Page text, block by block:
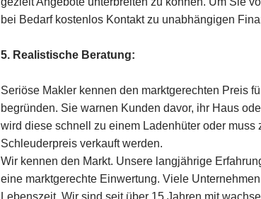
bei Bedarf kostenlos Kontakt zu unabhängigen
5. Realistische Beratung:
Seriöse Makler kennen den marktgerechten Preis
begründen. Sie warnen Kunden davor, ihr Haus
wird diese schnell zu einem Ladenhüter oder
Schleuderpreis verkauft werden.
Wir kennen den Markt. Unsere langjährige
eine marktgerechte Einwertung. Viele